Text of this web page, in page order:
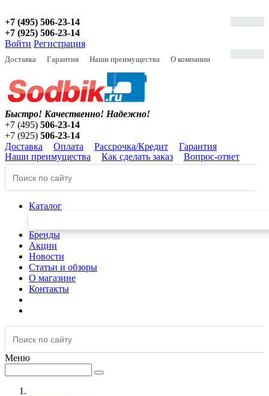
+7 (495) 506-23-14
+7 (925) 506-23-14
Войти Регистрация
Доставка Гарантия Наши преимущества О компании
Быстро! Качественно! Надежно!
+7 (495) 506-23-14
+7 (925) 506-23-14
Доставка
Оплата Рассрочка/Кредит
Гарантия
Наши преимущества
Как сделать заказ Вопрос-ответ
Каталог
Бренды
Акции
Новости
Статьи и обзоры
О магазине
Контакты
Меню